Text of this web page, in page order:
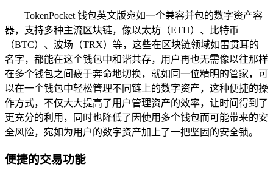
TokenPocket 钱包英文版宛如一个兼容并包的数字资产容
器，支持多种主流区块链，像以太坊（ETH）、比特币
（BTC）、波场（TRX）等，这些在区块链领域如雷贯耳的
名字，都能在这个钱包中和谐共存，用户再也无需像以往那样
在多个钱包之间疲于奔命地切换，就如同一位精明的管家，可
以在一个钱包中轻松管理不同链上的数字资产，这种便捷的操
作方式，不仅大大提高了用户管理资产的效率，让时间得到了
更充分的利用，同时也降低了因使用多个钱包而可能带来的安
全风险，宛如为用户的数字资产加上了一把坚固的安全锁。
便捷的交易功能